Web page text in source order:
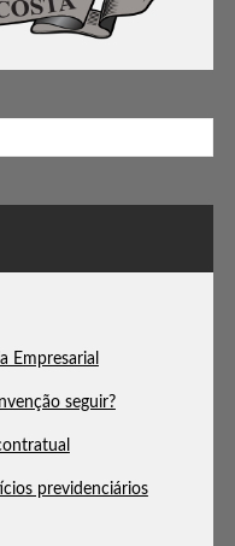
Empresarial
seguir?
previdenciários